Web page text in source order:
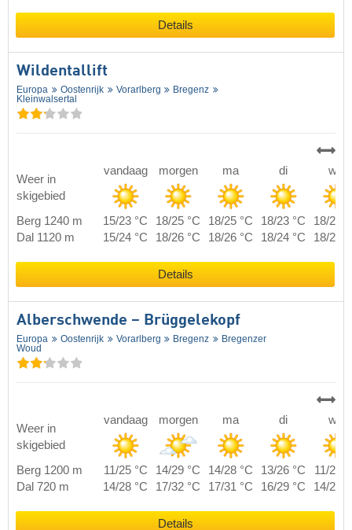
Details
Wildentallift
Europa Oostenrijk Vorarlberg
Bregenz
Kleinwalsertal
Weer in
skigebied
vandaag morgen ma di wo
Berg 1240 m 15/23 °C 18/25 °C 18/25 °C 18/23 °C
18/23
Dal 1120 m
15/24 °C 18/26 °C 18/26 °C 18/24 °C 18/24
Details
Alberschwende – Brüggelekopf
Europa Oostenrijk Vorarlberg Bregenz
Bregenzer
Woud
Weer in
skigebied
vandaag morgen ma di wo
Berg 1200 m 11/25 °C 14/29 °C 14/28 °C 13/26 °C
11/26
Dal 720 m
14/28 °C 17/32 °C 17/31 °C 16/29 °C 14/29
Details